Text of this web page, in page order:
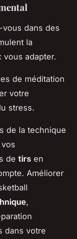
dans des
la
vous adapter.
de méditation
votre
stress.
de la technique
de tirs en
Améliorer
,
dans votre